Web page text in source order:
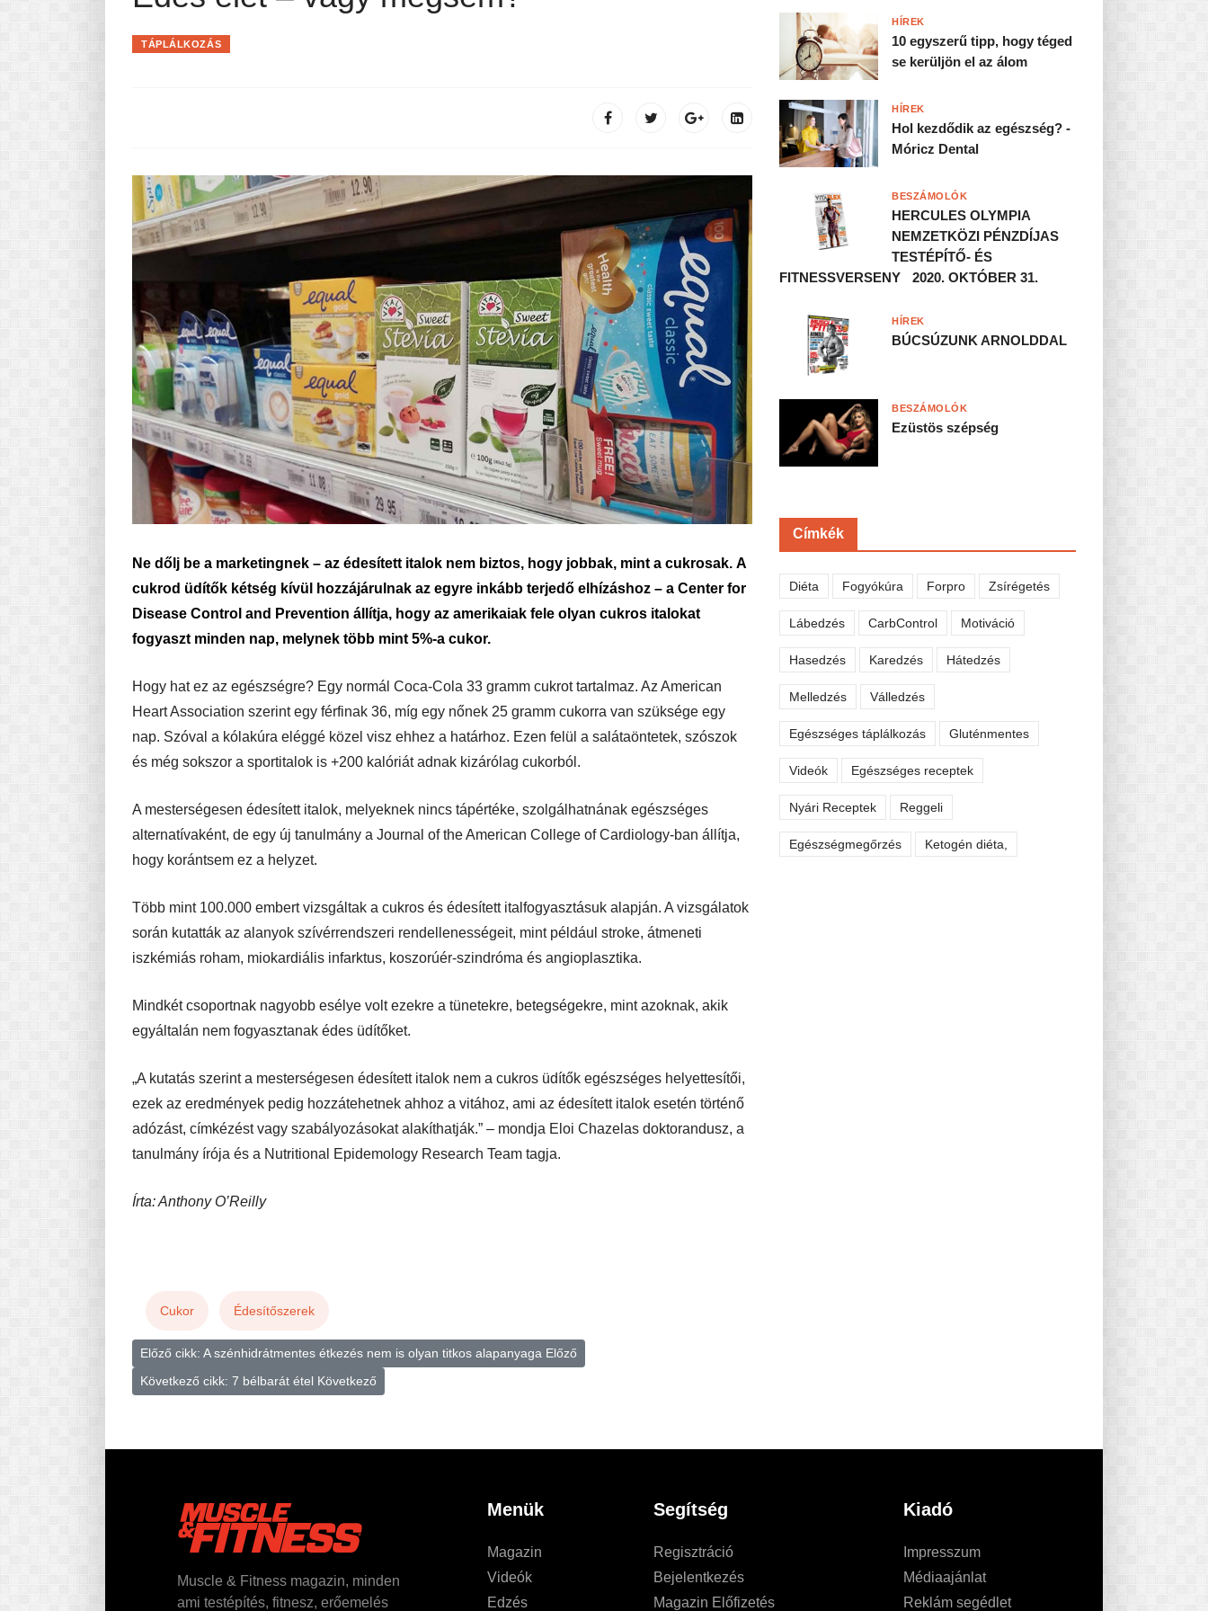
Pasta-túra - avagy A TÉSZTA TÖRTÉNETE
TÁPLÁLKOZÁS
Ne dőlj be a marketingnek – az édesített italok nem biztos, hogy jobbak, mint a cukrosak. A
cukrod üdítők kétség kívül hozzájárulnak az egyre inkább terjedő elhízáshoz – a Center for
Disease Control and Prevention állítja, hogy az amerikaiak fele olyan cukros italokat
fogyaszt minden nap, melynek több mint 5%-a cukor.
Hogy hat ez az egészségre? Egy normál Coca-Cola 33 gramm cukrot tartalmaz. Az American
Heart Association szerint egy férfinak 36, míg egy nőnek 25 gramm cukorra van szüksége egy
nap. Szóval a kólakúra eléggé közel visz ehhez a határhoz. Ezen felül a salátaöntetek, szószok
és még sokszor a sportitalok is +200 kalóriát adnak kizárólag cukorból.
A mesterségesen édesített italok, melyeknek nincs tápértéke, szolgálhatnának egészséges
alternatívaként, de egy új tanulmány a Journal of the American College of Cardiology-ban állítja,
hogy korántsem ez a helyzet.
Több mint 100.000 embert vizsgáltak a cukros és édesített italfogyasztásuk alapján. A vizsgálatok
során kutatták az alanyok szívérrendszeri rendellenességeit, mint például stroke, átmeneti
iszkémiás roham, miokardiális infarktus, koszorúér-szindróma és angioplasztika.
Mindkét csoportnak nagyobb esélye volt ezekre a tünetekre, betegségekre, mint azoknak, akik
egyáltalán nem fogyasztanak édes üdítőket.
„A kutatás szerint a mesterségesen édesített italok nem a cukros üdítők egészséges helyettesítői,
ezek az eredmények pedig hozzátehetnek ahhoz a vitához, ami az édesített italok esetén történő
adózást, címkézést vagy szabályozásokat alakíthatják.” – mondja Eloi Chazelas doktorandusz, a
tanulmány írója és a Nutritional Epidemology Research Team tagja.
Írta: Anthony O’Reilly
Cukor Édesítőszerek
Előző cikk: A szénhidrátmentes étkezés nem is olyan titkos alapanyaga Előző
Következő cikk: 7 bélbarát étel Következő
10 egyszerű tipp, hogy téged
se kerüljön el az álom
HÍREK
Hol kezdődik az egészség? -
Móricz Dental
HÍREK
HERCULES OLYMPIA
NEMZETKÖZI PÉNZDÍJAS
TESTÉPÍTŐ- ÉS
FITNESSVERSENY 2020. OKTÓBER 31.
BESZÁMOLÓK
BÚCSÚZUNK ARNOLDDAL
HÍREK
Ezüstös szépség
BESZÁMOLÓK
Címkék
Diéta Fogyókúra Forpro Zsírégetés
Lábedzés CarbControl Motiváció
Hasedzés Karedzés Hátedzés
Melledzés Válledzés
Egészséges táplálkozás Gluténmentes
Videók Egészséges receptek
Nyári Receptek Reggeli
Egészségmegőrzés Ketogén diéta,
Muscle & Fitness magazin, minden
ami testépítés, fitnesz, erőemelés
Menük
Magazin
Videók
Edzés
Segítség
Regisztráció
Bejelentkezés
Magazin Előfizetés
Kiadó
Impresszum
Médiaajánlat
Reklám segédlet